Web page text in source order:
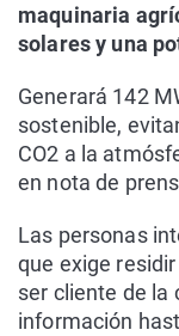
maquinaria
solares y una
Generará 142
sostenible,
CO2 a la
en nota de
Las personas
que exige
ser cliente de la
información